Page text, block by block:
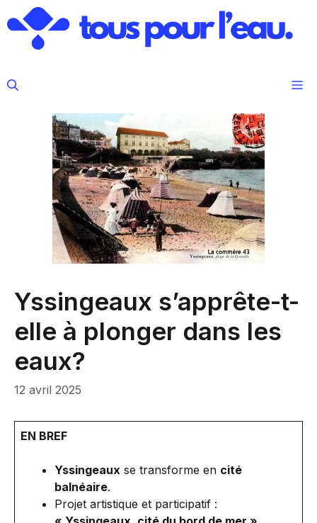
au
contenu
Yssingeaux s’apprête-t-
elle à plonger dans les
eaux?
12 avril 2025
EN BREF
Yssingeaux se transforme en cité
balnéaire.
Projet artistique et participatif :